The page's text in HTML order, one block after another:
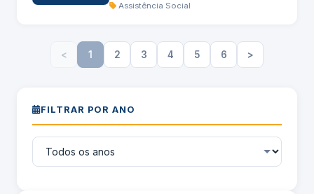
Assistência Social
< 1 2 3 4 5 6 >
FILTRAR POR ANO